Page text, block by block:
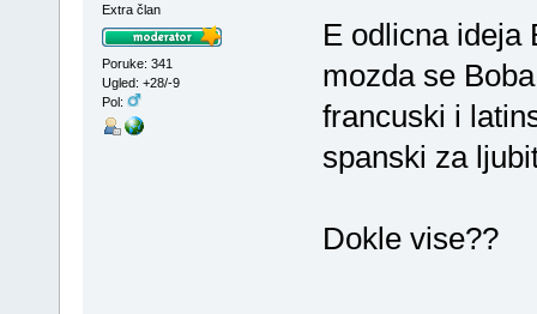
Extra član
Poruke: 341
Ugled: +28/-9
Pol:
E odlicna ideja
mozda se
francuski i
spanski za
Dokle vise??